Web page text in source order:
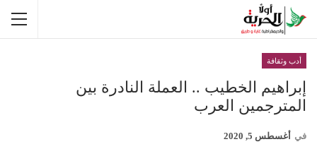
أدب وثقافة
إبراهيم الخطيب .. العملة النادرة بين
المترجمين العرب
في أغسطس 5, 2020